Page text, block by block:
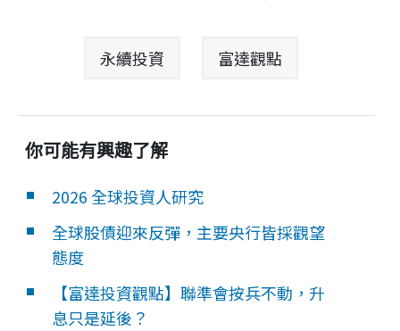
永續投資 富達觀點
你可能有興趣了解
2026 全球投資人研究
全球股債迎來反彈，主要央行皆採觀望
態度
【富達投資觀點】聯準會按兵不動，升
息只是延後？